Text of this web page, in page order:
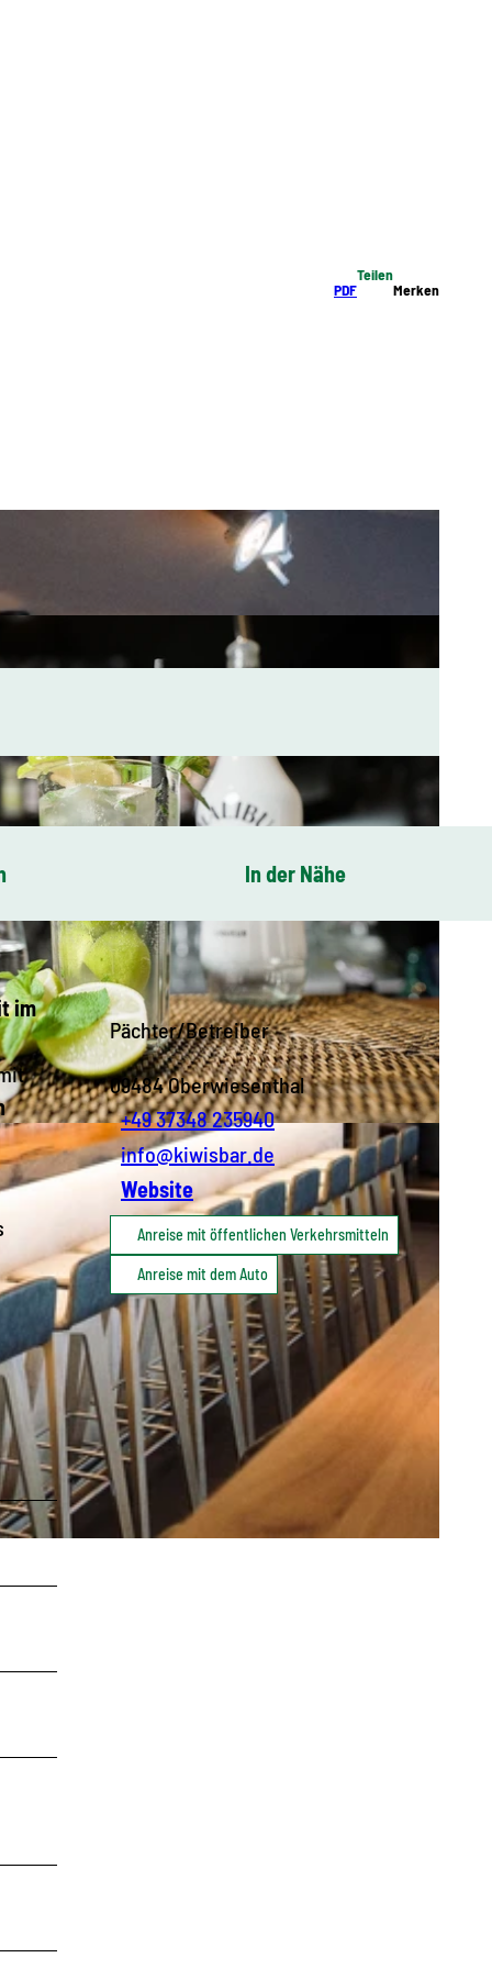
PDF
Teilen
Merken
In der Nähe
im
Pächter/Betreiber
09484Oberwiesenthal
+49 37348 235940
info@kiwisbar.de
Website
Anreise mit öffentlichen Verkehrsmitteln
Anreise mit dem Auto